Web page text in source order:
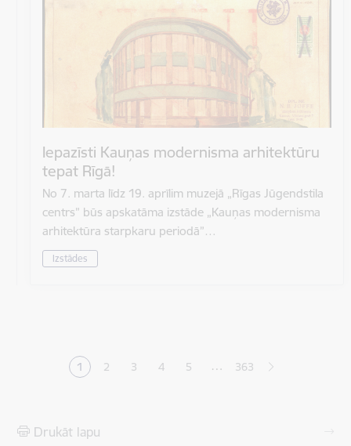
Iepazīsti Kauņas modernisma arhitektūru
tepat Rīgā!
No 7. marta līdz 19. aprīlim muzejā „Rīgas Jūgendstila
centrs” būs apskatāma izstāde „Kauņas modernisma
arhitektūra starpkaru periodā”…
Izstādes
Pašreizējā lapa
1 Lapa
2 Lapa
3 Lapa
4 Lapa
5 … 363
Drukāt lapu